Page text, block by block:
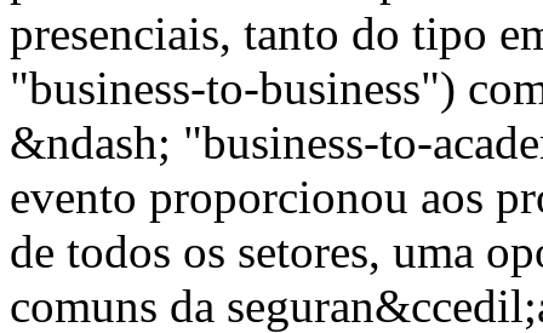
presenciais, tanto do tipo
"business-to-business")
&ndash; "business-to-
evento proporcionou aos
de todos os setores, uma
comuns da